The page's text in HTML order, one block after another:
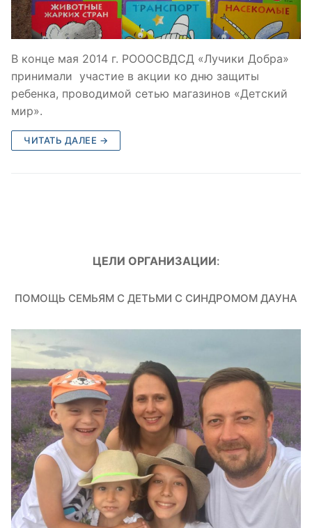
В конце мая 2014 г. РОООСВДСД «Лучики Добра»
принимали участие в акции ко дню защиты
ребенка, проводимой сетью магазинов «Детский
мир».
ЧИТАТЬ ДАЛЕЕ →
ЦЕЛИ ОРГАНИЗАЦИИ:
ПОМОЩЬ СЕМЬЯМ С ДЕТЬМИ С СИНДРОМОМ ДАУНА